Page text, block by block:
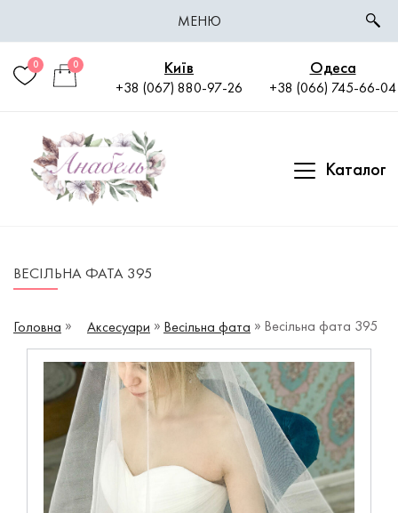
МЕНЮ
Київ
+38 (067) 880-97-26
Одеса
+38 (066) 745-66-04
0 0
Каталог
ВЕСІЛЬНА ФАТА 395
Головна Аксесуари Весільна фата Весільна фата 395